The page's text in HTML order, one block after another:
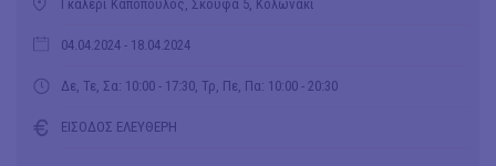
Γκαλερί Καπόπουλος, Σκουφά 5, Κολωνάκι
04.04.2024 - 18.04.2024
Δε, Τε, Σα: 10:00 - 17:30, Τρ, Πε, Πα: 10:00 - 20:30
ΕΙΣΟΔΟΣ ΕΛΕΥΘΕΡΗ